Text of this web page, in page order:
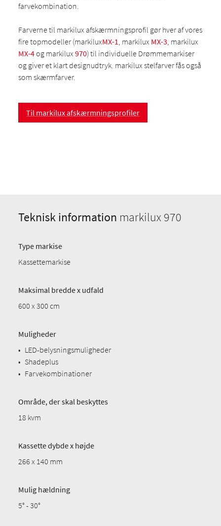
farvekombination.
Farverne til markilux afskærmningsprofil gør hver af vores
fire topmodeller (markiluxMX-1, markilux MX-3, markilux
MX-4og markilux970) til individuelle Drømmemarkiser
og giver et klart designudtryk. markilux stelfarver fås også
som skærmfarver.
Til markilux afskærmningsprofiler
Teknisk information markilux 970
Type markise
Kassettemarkise
Maksimal bredde x udfald
600 x 300 cm
Muligheder
• LED-belysningsmuligheder
• Shadeplus
• Farvekombinationer
Område, der skal beskyttes
18 kvm
Kassette dybde x højde
266 x 140 mm
Mulig hældning
5° - 30°